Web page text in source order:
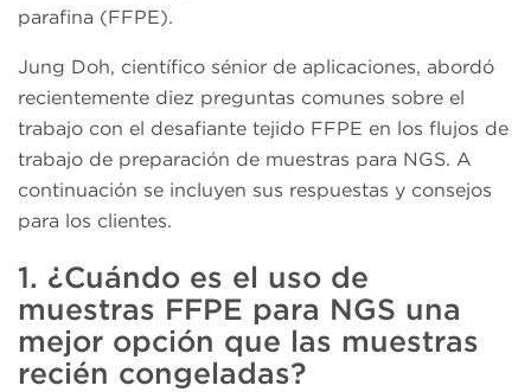
parafina (FFPE).
Jung Doh, científico sénior de aplicaciones, abordó
recientemente diez preguntas comunes sobre el
trabajo con el desafiante tejido FFPE en los flujos de
trabajo de preparación de muestras para NGS. A
continuación se incluyen sus respuestas y consejos
para los clientes.
1. ¿Cuándo es el uso de
muestras FFPE para NGS una
mejor opción que las muestras
recién congeladas?